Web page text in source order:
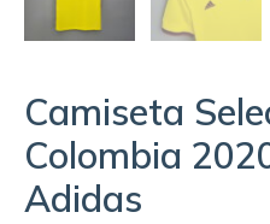
Camiseta
Colombia
Adidas